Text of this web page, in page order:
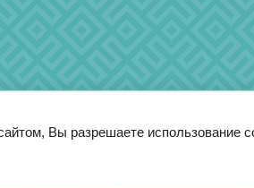
Вы разрешаете использование